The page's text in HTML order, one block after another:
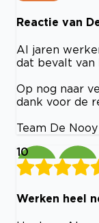
Reactie van
Al jaren
dat bevalt van
Op nog naar
dank voor de
Team De
10
Werken heel